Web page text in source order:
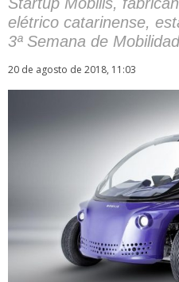
elétrico catarinense,
3ª Semana de
20 de agosto de 2018, 11:03